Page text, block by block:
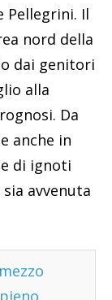
Pellegrini. Il
nord della
dai genitori
alla
Da
anche in
di ignoti
avvenuta